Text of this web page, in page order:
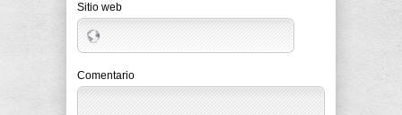
Sitio web
Comentario